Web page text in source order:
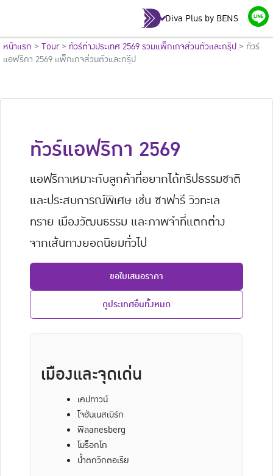
Diva Plus by BENS
หน้าแรก >Tour> ทัวร์ต่างประเทศ 2569 รวมแพ็กเกจส่วนตัวและกรุ๊ป> ทัวร์
แอฟริกา 2569 แพ็กเกจส่วนตัวและกรุ๊ป
ทัวร์แอฟริกา 2569
แอฟริกาเหมาะกับลูกค้าที่อยากได้ทริปธรรมชาติ
และประสบการณ์พิเศษ เช่น ซาฟารี วิวทะเล
ทราย เมืองวัฒนธรรม และภาพจำที่แตกต่าง
จากเส้นทางยอดนิยมทั่วไป
ขอใบเสนอราคา
ดูประเทศอื่นทั้งหมด
เมืองและจุดเด่น
เคปทาวน์
โจฮันเนสเบิร์ก
พิลanesberg
โมร็อกโก
น้ำตกวิกตอเรีย